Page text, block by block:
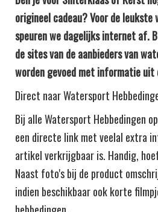
origineel cadeau? Voor de leukste
speuren we dagelijks internet af.
de sites van de aanbieders van
worden gevoed met informatie
Direct naar Watersport
Bij alle Watersport Hebbedingen
een directe link met veelal extra
artikel verkrijgbaar is. Handig,
Naast foto's bij de product
indien beschikbaar ook korte